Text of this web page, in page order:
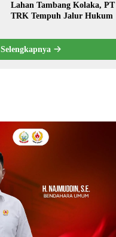
Lahan Tambang Kolaka, PT
TRK Tempuh Jalur Hukum
Selengkapnya